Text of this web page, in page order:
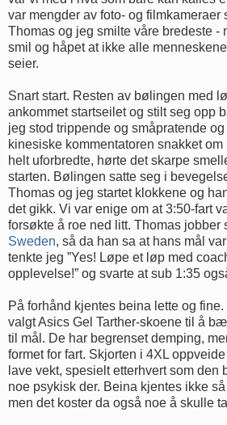
var mengder av foto- og filmkameraer
Thomas og jeg smilte våre bredeste -
smil og håpet at ikke alle
seier.
Snart start. Resten av bølingen med
ankommet startseilet og stilt seg opp
jeg stod trippende og småpratende
kinesiske kommentatoren snakket
helt uforbredte, hørte det skarpe
starten. Bølingen satte seg i
Thomas og jeg startet klokkene og
det gikk. Vi var enige om at 3:50-fart
forsøkte å roe ned litt. Thomas jobber
Sweden, så da han sa at hans mål
tenkte jeg ”Yes! Løpe et løp med
opplevelse!” og svarte at sub 1:35
På forhånd kjentes beina lette og
valgt Asics Gel Tarther-skoene til å
til mål. De har begrenset demping,
formet for fart. Skjorten i 4XL
lave vekt, spesielt etterhvert som den
noe psykisk der. Beina kjentes ikke
men det koster da også noe å skulle